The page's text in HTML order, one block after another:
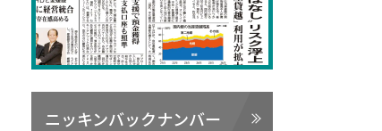
ニッキンバックナンバー